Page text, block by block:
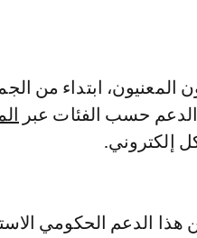
حسب الفئات عبر
إلكتروني.
الدعم الحكومي